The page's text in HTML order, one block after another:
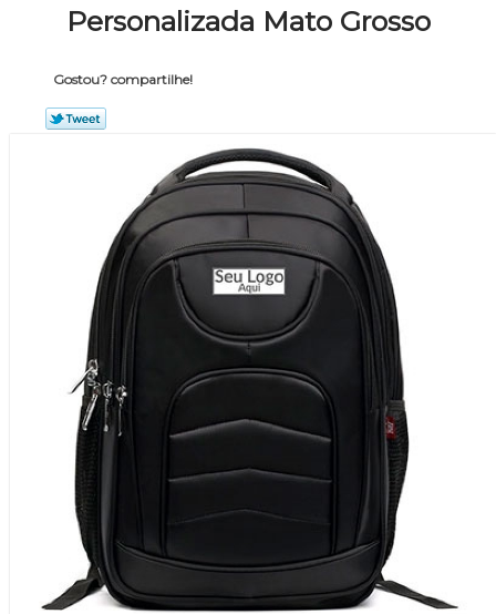
Personalizada Mato Grosso
Gostou? compartilhe!